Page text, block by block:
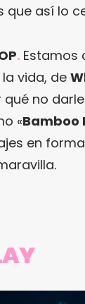
que así lo
. Estamos
vida, de
qué no
«Bamboo
en